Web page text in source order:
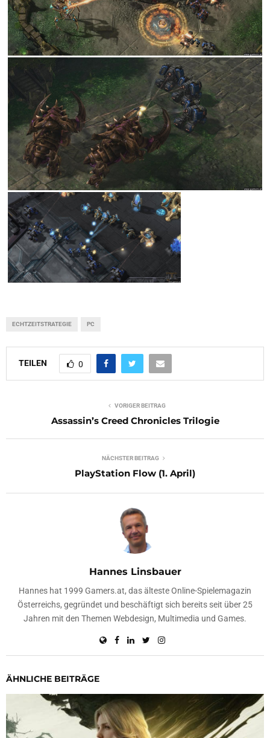
ECHTZEITSTRATEGIE PC
TEILEN 0
VORIGER BEITRAG
Assassin’s Creed Chronicles Trilogie
NÄCHSTER BEITRAG
PlayStation Flow (1. April)
Hannes Linsbauer
Hannes hat 1999 Gamers.at, das älteste Online-Spielemagazin
Österreichs, gegründet und beschäftigt sich bereits seit über 25
Jahren mit den Themen Webdesign, Multimedia und Games.
ÄHNLICHE BEITRÄGE